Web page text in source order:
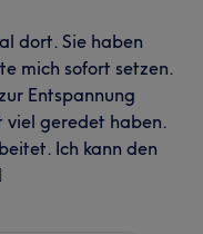
dort. Sie haben
mich sofort setzen.
Entspannung
viel geredet haben.
Ich kann den